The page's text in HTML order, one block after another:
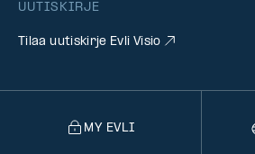
UUTISKIRJE
Tilaa uutiskirje Evli Visio
MY EVLI